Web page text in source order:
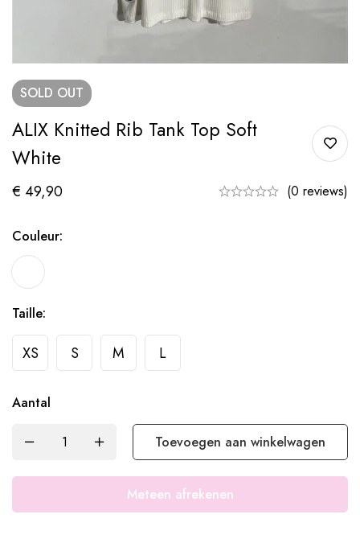
SOLD OUT
ALIX Knitted Rib Tank Top Soft
White
€ 49,90 (0 reviews)
Couleur:
Taille:
XS S M L
Aantal
Toevoegen aan winkelwagen
Meteen afrekenen